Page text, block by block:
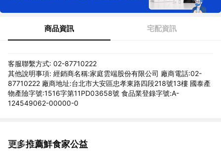
商品資訊 宅配資訊
客服聯繫方式: 02-87710222
其他說明事項: 經銷商名稱:家庭雲端股份有限公司 廠商電話:02-
87710222 廠商地址:台北市大安區忠孝東路四段218號13樓 國泰產
物產險字號:1516字第11PD03658號 食品業登錄字號:A-
124549062-00000-0
更多推薦鮮食家公益
看更多